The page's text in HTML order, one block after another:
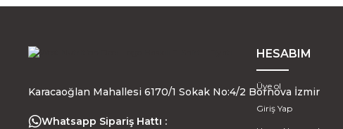
Karacaoğlan Mahallesi 6170/1 Sokak No:4/2 Bornova İzmir
Whatsapp Sipariş Hattı :
HESABIM
Üye ol
Giriş Yap